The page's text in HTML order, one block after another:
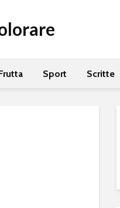
Sport Scritte